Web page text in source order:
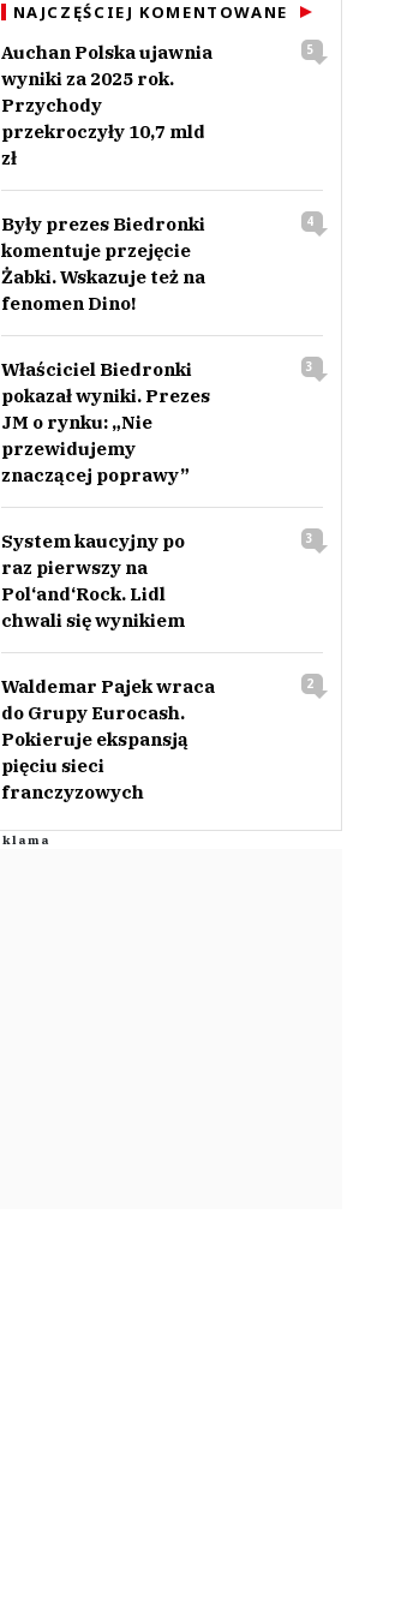
NAJCZĘŚCIEJ KOMENTOWANE
Auchan Polska ujawnia
wyniki za 2025 rok.
Przychody
przekroczyły 10,7 mld
zł
5
Były prezes Biedronki
komentuje przejęcie
Żabki. Wskazuje też na
fenomen Dino!
4
Właściciel Biedronki
pokazał wyniki. Prezes
JM o rynku: „Nie
przewidujemy
znaczącej poprawy”
3
System kaucyjny po
raz pierwszy na
Pol‘and‘Rock. Lidl
chwali się wynikiem
3
Waldemar Pajek wraca
do Grupy Eurocash.
Pokieruje ekspansją
pięciu sieci
franczyzowych
2